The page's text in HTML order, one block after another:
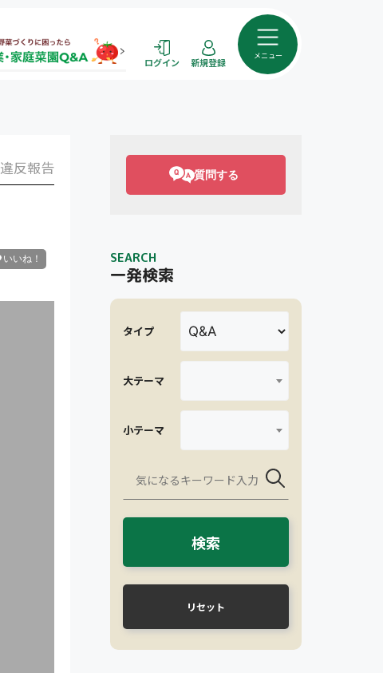
ログイン 新規登録
メニュー
違反報告 質問する
SEARCH
一発検索
タイプ
大テーマ
小テーマ
検索
リセット